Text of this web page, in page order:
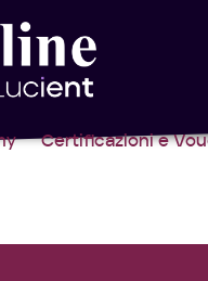
Certificazioni e